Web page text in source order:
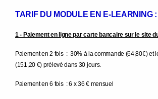
TARIF DU MODULE EN E-LEARNING :
1 - Paiement en ligne par carte bancaire sur le site
Paiement en 2 fois : 30% à la commande (64,80€) et
(151,20 €) prélevé dans 30 jours.
Paiement en 6 fois : 6 x 36 € mensuel